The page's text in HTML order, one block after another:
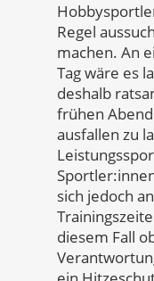
Regel
machen. An
Tag wäre es
deshalb
frühen
ausfallen zu
sich jedoch
diesem Fall